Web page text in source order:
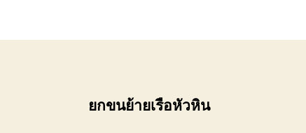
ยกขนย้ายเรือหัวหิน